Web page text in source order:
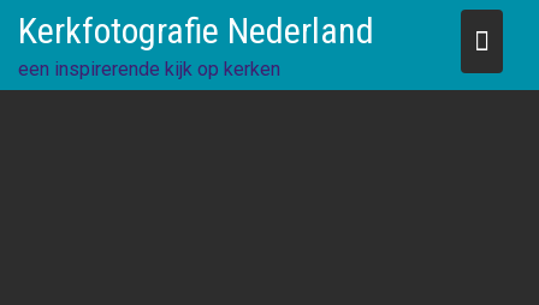
content
Kerkfotografie Nederland
een inspirerende kijk op kerken